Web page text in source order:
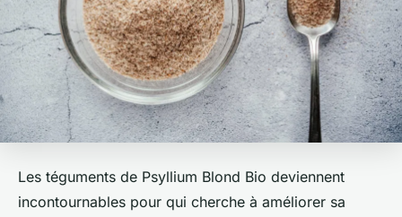
Les téguments de Psyllium Blond Bio deviennent
incontournables pour qui cherche à améliorer sa